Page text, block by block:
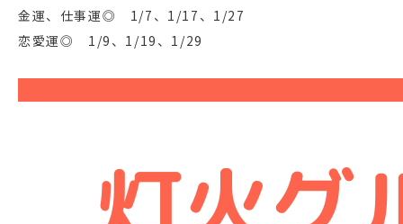
金運、仕事運◎ 1/7、1/17、1/27
恋愛運◎ 1/9、1/19、1/29